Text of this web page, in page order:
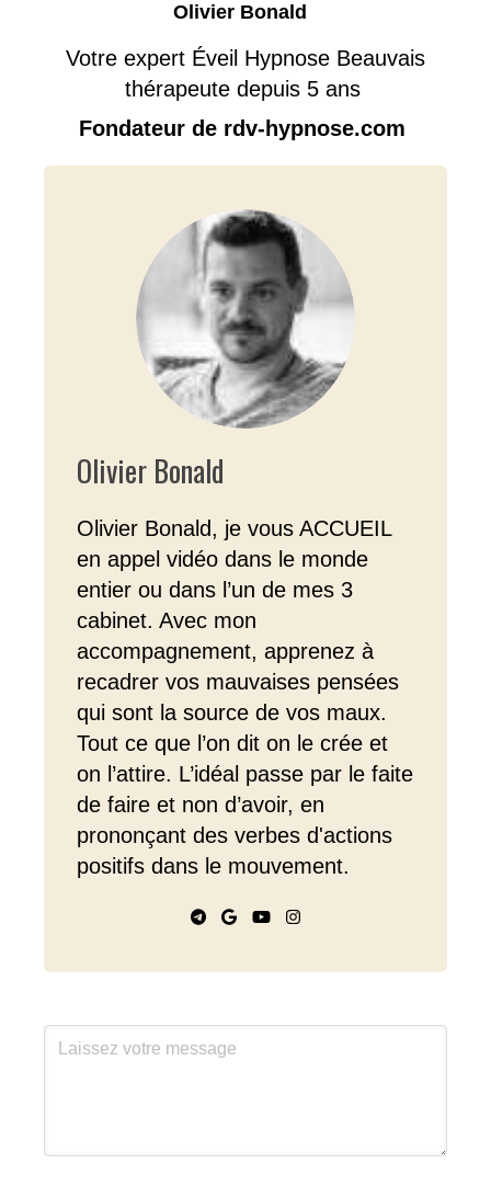
Olivier Bonald
Votre expert Éveil Hypnose Beauvais
thérapeute depuis 5 ans
Fondateur de rdv-hypnose.com
Olivier Bonald
Olivier Bonald, je vous ACCUEIL
en appel vidéo dans le monde
entier ou dans l’un de mes 3
cabinet. Avec mon
accompagnement, apprenez à
recadrer vos mauvaises pensées
qui sont la source de vos maux.
Tout ce que l’on dit on le crée et
on l’attire. L’idéal passe par le faite
de faire et non d’avoir, en
prononçant des verbes d'actions
positifs dans le mouvement.